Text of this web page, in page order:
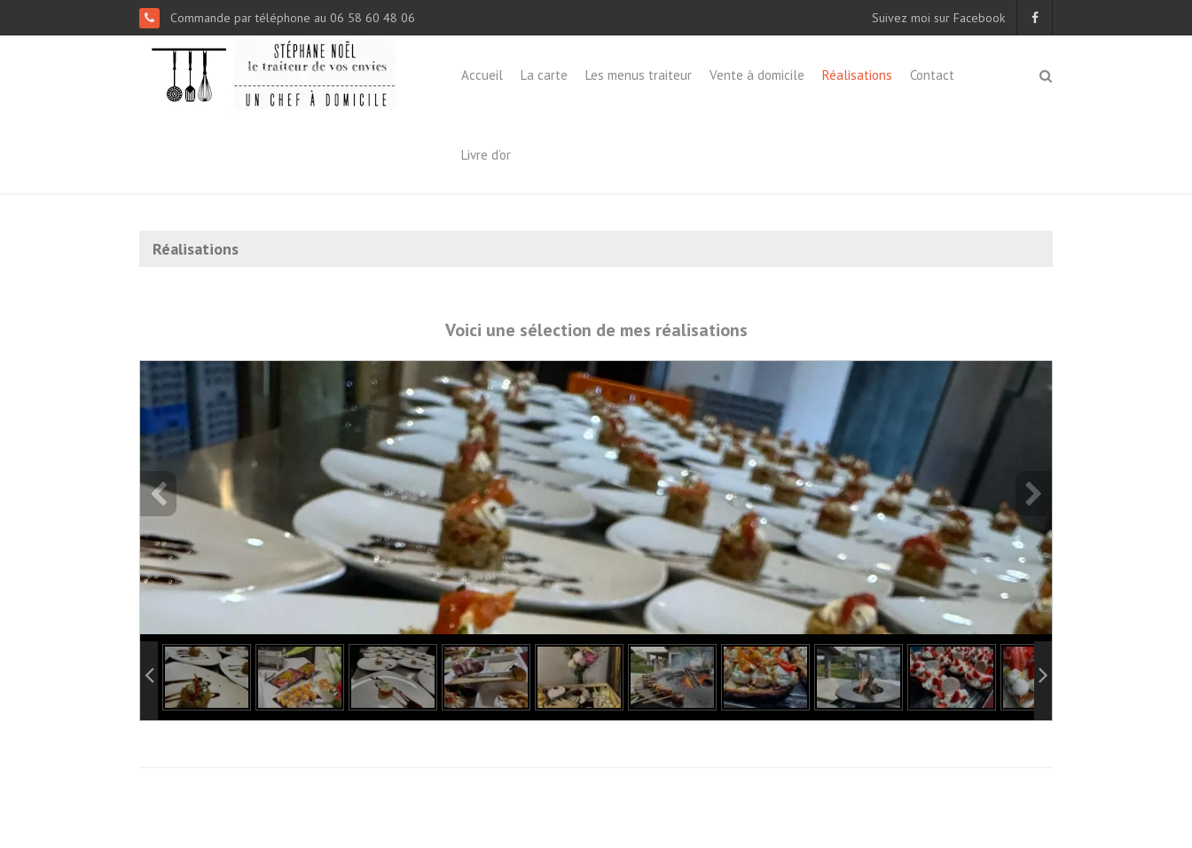
Commande par téléphone au 06 58 60 48 06 Suivez moi sur Facebook
Accueil La carte Les menus traiteur Vente à domicile Réalisations Contact
Livre d’or
Réalisations
Voici une sélection de mes réalisations
info heading
info content